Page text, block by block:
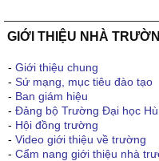
GIỚI THIỆU NHÀ
- Giới thiệu chung
- Sứ mạng, mục tiêu đào tạo
- Ban giám hiệu
- Đảng bộ Trường Đại học
- Hội đồng trường
- Video giới thiệu về trường
- Cẩm nang giới thiệu nhà